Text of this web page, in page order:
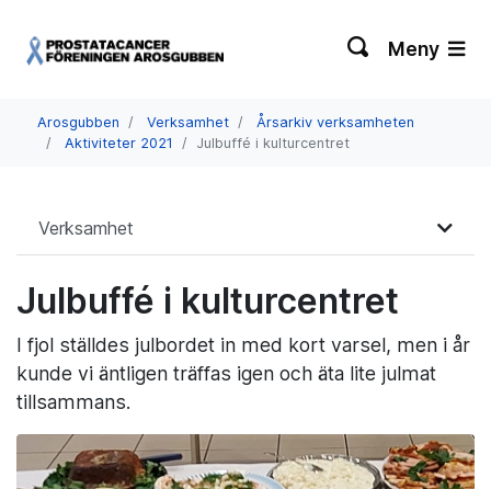
Meny
Arosgubben Verksamhet
Årsarkiv verksamheten
Aktiviteter 2021
Julbuffé i kulturcentret
Verksamhet
Julbuffé i kulturcentret
I fjol ställdes julbordet in med kort varsel, men i år
kunde vi äntligen träffas igen och äta lite julmat
tillsammans.